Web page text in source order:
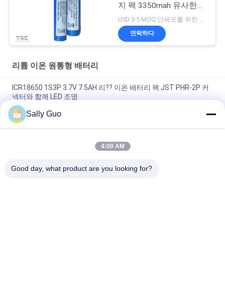
지 팩 3350mah 유사한
Panasonic
연락하다
리튬 이온 원통형 배터리
ICR18650 1S3P 3.7V 7.5AH 리?? 이온 배터리 팩 JST PHR-2P 커
넥터와 함께 LED 조명
휴대 전화 INM 7.4V 리튬 이온 2200mAh 팩을 위한 18650 리튬 전
지
3.7 자전거 헤드라이트를 위해 재충전용 볼트 2300mAh 리튬 이온
Sally Guo
4:00 AM
Good day, what product are you looking for?